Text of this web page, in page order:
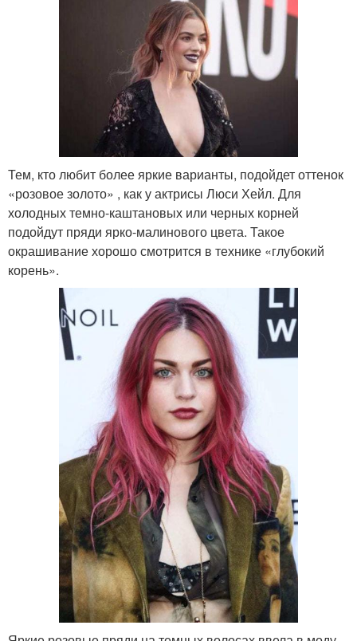
Тем, кто любит более яркие варианты, подойдет оттенок
«розовое золото» , как у актрисы Люси Хейл. Для
холодных темно-каштановых или черных корней
подойдут пряди ярко-малинового цвета. Такое
окрашивание хорошо смотрится в технике «глубокий
корень».